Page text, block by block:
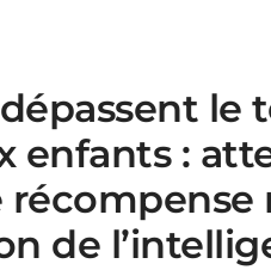
le
enfants :
de